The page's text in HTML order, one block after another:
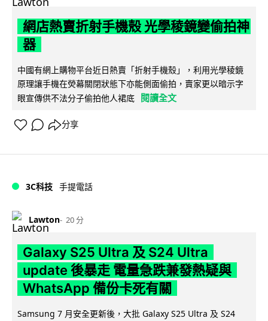
網店熱賣折射手機殼 光學稜鏡變偷拍神
器
中國有網上購物平台近日熱賣「折射手機殼」，利用光學稜鏡
原理讓手機在熒幕關閉狀態下亦能側面偷拍，賣家更以暗示字
眼宣傳供不法分子偷拍他人裙底
閱讀全文
分享
3C科技 手提電話
Lawton 20 分
Galaxy S25 Ultra 及 S24 Ultra
update 後暴走 電量急跌兼發熱疑與
WhatsApp 備份卡死有關
Samsung 7 月安全更新後，大批 Galaxy S25 Ultra 及 S24